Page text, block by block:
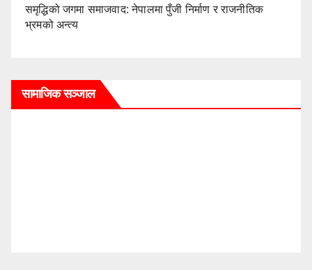
समृद्धिको जगमा समाजवाद: नेपालमा पुँजी निर्माण र राजनीतिक
भ्रमको अन्त्य
सामाजिक सञ्जाल